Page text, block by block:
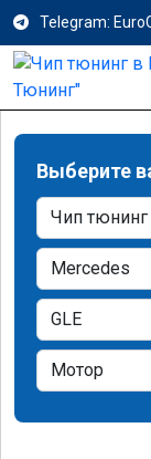
Telegram:
Выберите